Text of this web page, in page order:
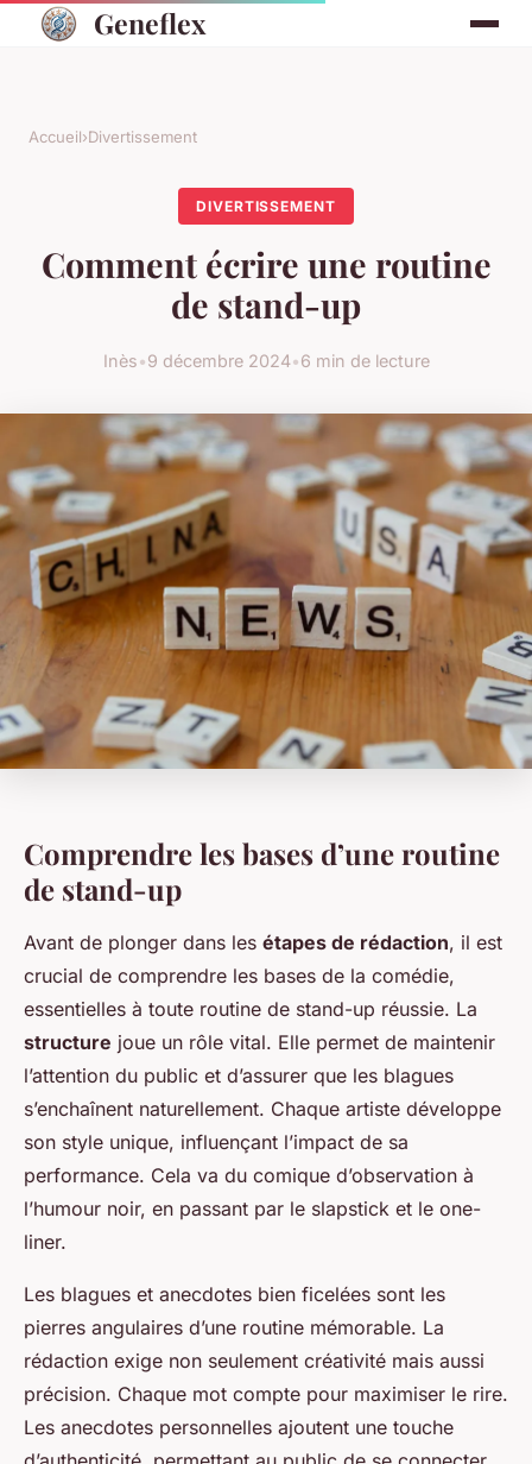
Geneflex
Accueil›Divertissement
DIVERTISSEMENT
Comment écrire une routine
de stand-up
Inès•9 décembre 2024•6 min de lecture
Comprendre les bases d’une routine
de stand-up
Avant de plonger dans les étapes de rédaction, il est
crucial de comprendre les bases de la comédie,
essentielles à toute routine de stand-up réussie. La
structure joue un rôle vital. Elle permet de maintenir
l’attention du public et d’assurer que les blagues
s’enchaînent naturellement. Chaque artiste développe
son style unique, influençant l’impact de sa
performance. Cela va du comique d’observation à
l’humour noir, en passant par le slapstick et le one-
liner.
Les blagues et anecdotes bien ficelées sont les
pierres angulaires d’une routine mémorable. La
rédaction exige non seulement créativité mais aussi
précision. Chaque mot compte pour maximiser le rire.
Les anecdotes personnelles ajoutent une touche